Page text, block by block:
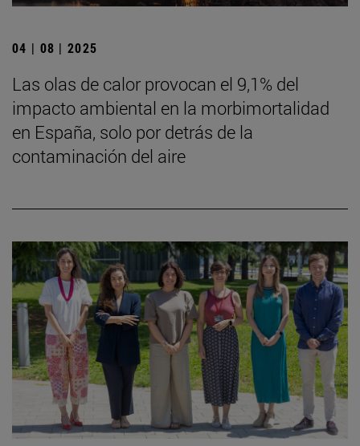
04 | 08 | 2025
Las olas de calor provocan el 9,1% del
impacto ambiental en la morbimortalidad
en España, solo por detrás de la
contaminación del aire